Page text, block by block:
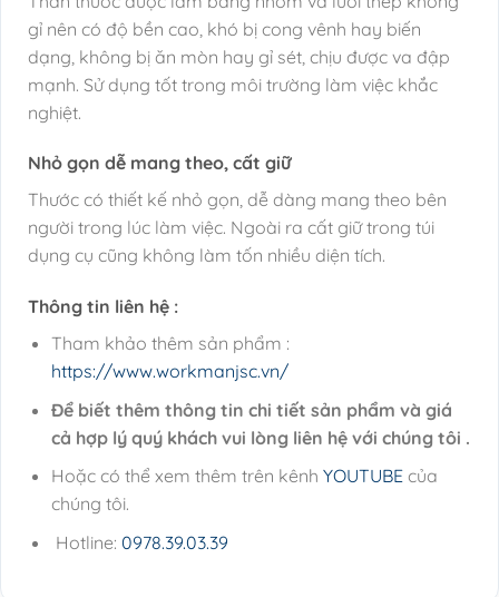
gỉ nên có độ bền cao, khó bị cong vênh hay biến
dạng, không bị ăn mòn hay gỉ sét, chịu được va đập
mạnh. Sử dụng tốt trong môi trường làm việc khắc
nghiệt.
Nhỏ gọn dễ mang theo, cất giữ
Thước có thiết kế nhỏ gọn, dễ dàng mang theo bên
người trong lúc làm việc. Ngoài ra cất giữ trong túi
dụng cụ cũng không làm tốn nhiều diện tích.
Thông tin liên hệ :
Tham khảo thêm sản phẩm :
https://www.workmanjsc.vn/
Để biết thêm thông tin chi tiết sản phẩm và giá
cả hợp lý quý khách vui lòng liên hệ với chúng tôi .
Hoặc có thể xem thêm trên kênh YOUTUBEcủa
chúng tôi.
Hotline: 0978.39.03.39